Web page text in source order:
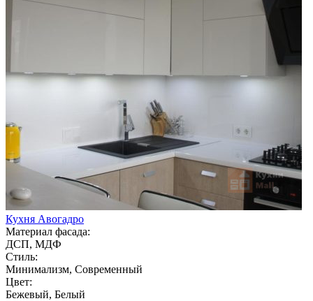
Кухня Авогадро
Материал фасада:
ДСП, МДФ
Стиль:
Минимализм, Современный
Цвет:
Бежевый, Белый